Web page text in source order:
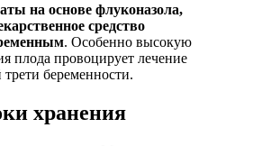
на основе флуконазола,
средство
. Особенно высокую
плода провоцирует лечение
беременности.
хранения